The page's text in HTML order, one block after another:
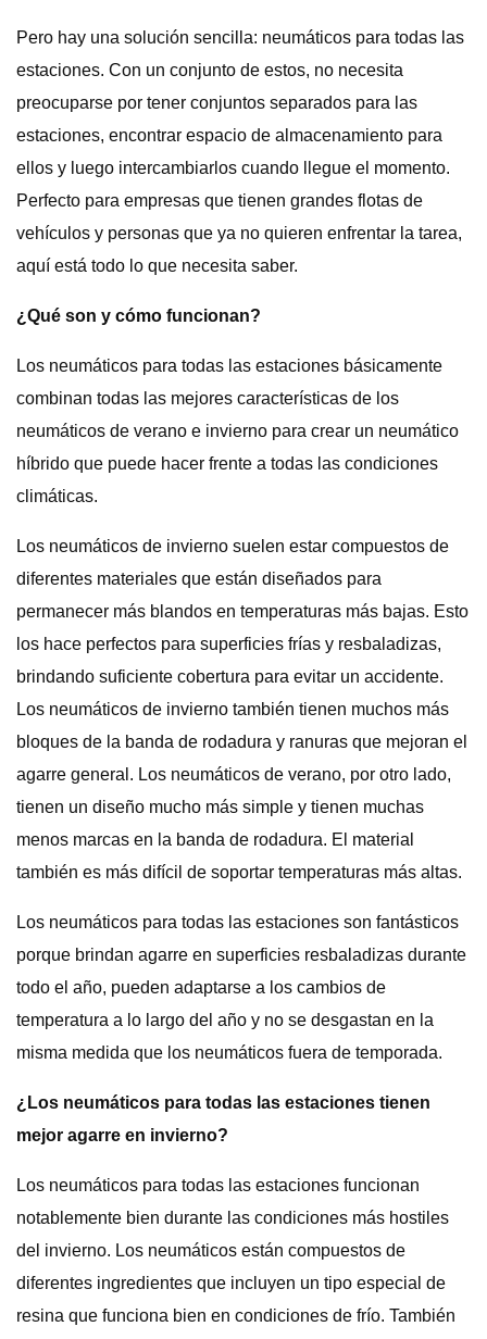
Pero hay una solución sencilla: neumáticos para todas las
estaciones. Con un conjunto de estos, no necesita
preocuparse por tener conjuntos separados para las
estaciones, encontrar espacio de almacenamiento para
ellos y luego intercambiarlos cuando llegue el momento.
Perfecto para empresas que tienen grandes flotas de
vehículos y personas que ya no quieren enfrentar la tarea,
aquí está todo lo que necesita saber.
¿Qué son y cómo funcionan?
Los neumáticos para todas las estaciones básicamente
combinan todas las mejores características de los
neumáticos de verano e invierno para crear un neumático
híbrido que puede hacer frente a todas las condiciones
climáticas.
Los neumáticos de invierno suelen estar compuestos de
diferentes materiales que están diseñados para
permanecer más blandos en temperaturas más bajas. Esto
los hace perfectos para superficies frías y resbaladizas,
brindando suficiente cobertura para evitar un accidente.
Los neumáticos de invierno también tienen muchos más
bloques de la banda de rodadura y ranuras que mejoran el
agarre general. Los neumáticos de verano, por otro lado,
tienen un diseño mucho más simple y tienen muchas
menos marcas en la banda de rodadura. El material
también es más difícil de soportar temperaturas más altas.
Los neumáticos para todas las estaciones son fantásticos
porque brindan agarre en superficies resbaladizas durante
todo el año, pueden adaptarse a los cambios de
temperatura a lo largo del año y no se desgastan en la
misma medida que los neumáticos fuera de temporada.
¿Los neumáticos para todas las estaciones tienen
mejor agarre en invierno?
Los neumáticos para todas las estaciones funcionan
notablemente bien durante las condiciones más hostiles
del invierno. Los neumáticos están compuestos de
diferentes ingredientes que incluyen un tipo especial de
resina que funciona bien en condiciones de frío. También